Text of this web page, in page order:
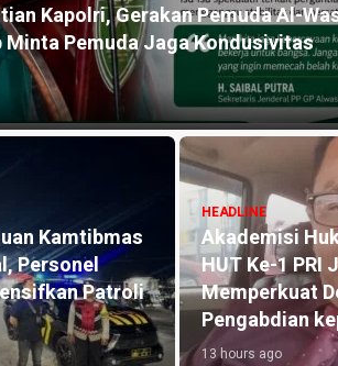
Polresta Deli Serdang, Tiga
Narkoba
ITE kepada
1 Tanjung
HEADLINE
Lakukan
Jembatan
Hutama Karya
Contraflow di
Langsa
20 hours ago